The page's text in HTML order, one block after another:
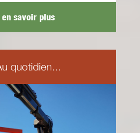
en savoir plus
quotidien...